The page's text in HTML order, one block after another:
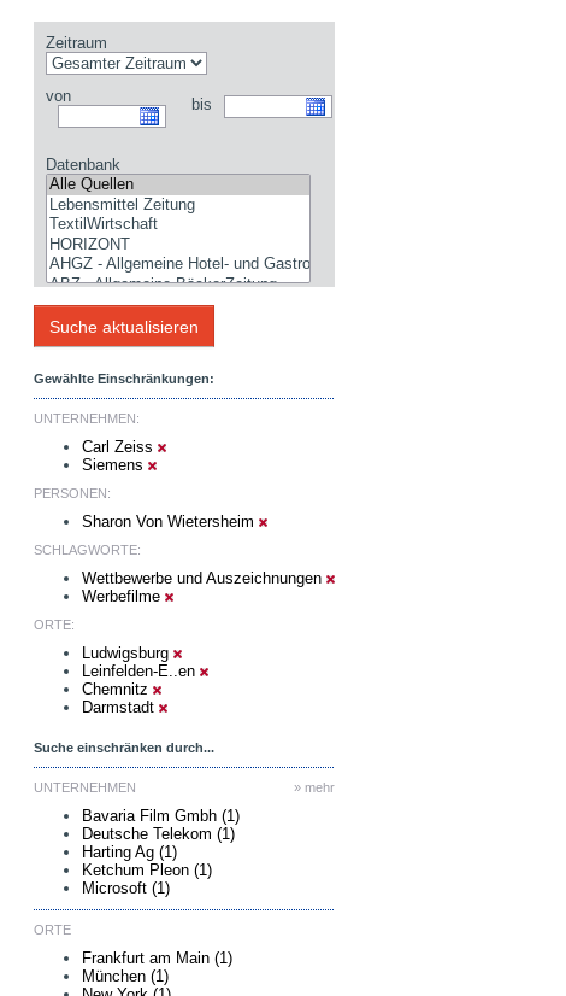
Zeitraum
von bis
Datenbank
Gewählte Einschränkungen:
UNTERNEHMEN:
Carl Zeiss
Siemens
PERSONEN:
Sharon Von Wietersheim
SCHLAGWORTE:
Wettbewerbe und Auszeichnungen
Werbefilme
ORTE:
Ludwigsburg
Leinfelden-E..en
Chemnitz
Darmstadt
Suche einschränken durch...
» mehr
UNTERNEHMEN
Bavaria Film Gmbh (1)
Deutsche Telekom (1)
Harting Ag (1)
Ketchum Pleon (1)
Microsoft (1)
ORTE
Frankfurt am Main (1)
München (1)